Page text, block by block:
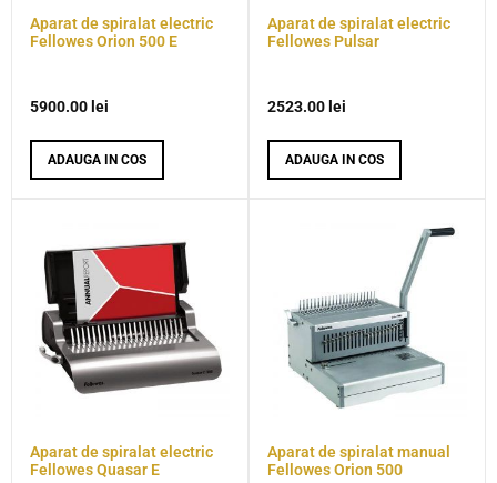
Aparat de spiralat electric
Fellowes Orion 500 E
5900.00 lei
ADAUGA IN COS
Aparat de spiralat electric
Fellowes Pulsar
2523.00 lei
ADAUGA IN COS
Aparat de spiralat electric
Fellowes Quasar E
Aparat de spiralat manual
Fellowes Orion 500